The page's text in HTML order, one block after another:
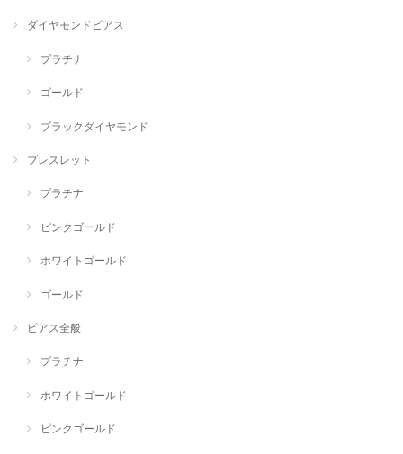
ダイヤモンドピアス
プラチナ
ゴールド
ブラックダイヤモンド
ブレスレット
プラチナ
ピンクゴールド
ホワイトゴールド
ゴールド
ピアス全般
プラチナ
ホワイトゴールド
ピンクゴールド